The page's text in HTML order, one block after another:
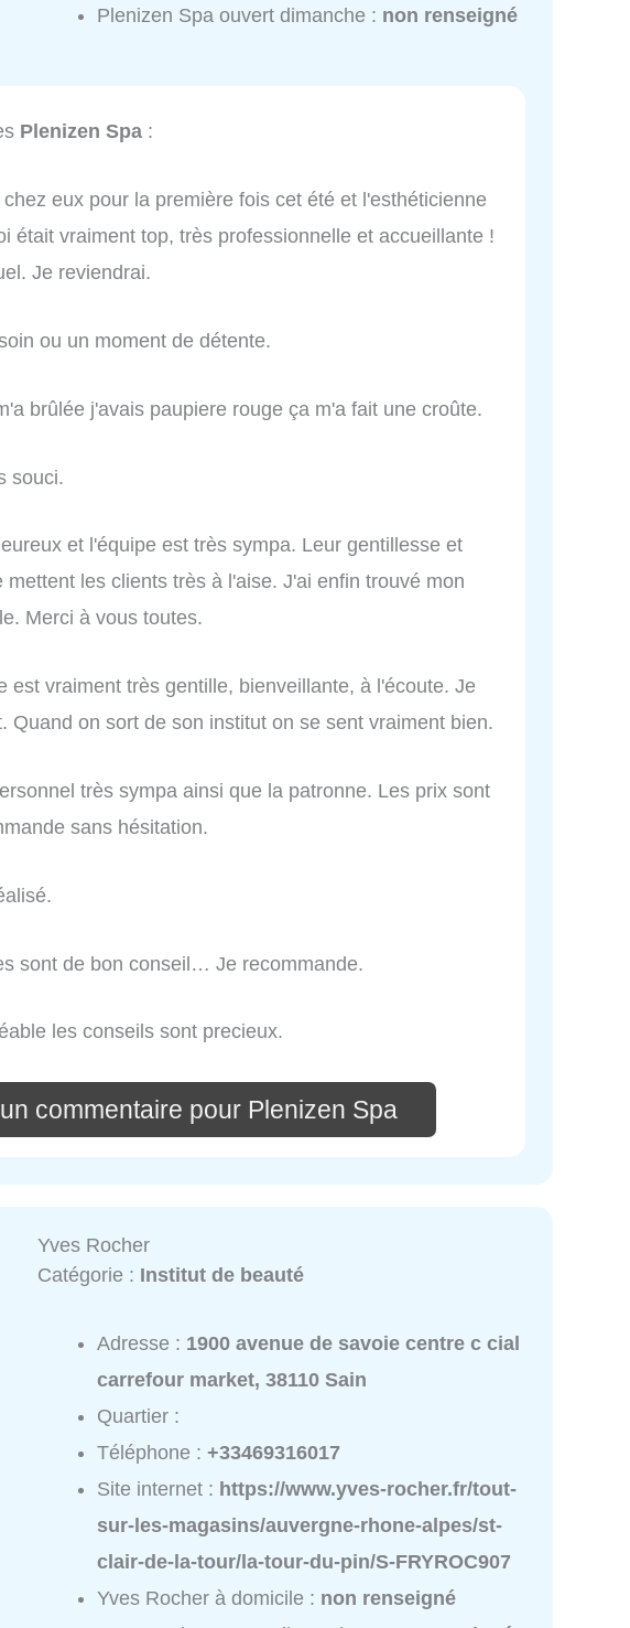
Plenizen Spa ouvert dimanche : non renseigné
Plenizen Spa :
eux pour la première fois cet été et l'esthéticienne
était vraiment top, très professionnelle et accueillante !
Je reviendrai.
ou un moment de détente.
brûlée j'avais paupiere rouge ça m'a fait une croûte.
souci.
et l'équipe est très sympa. Leur gentillesse et
mettent les clients très à l'aise. J'ai enfin trouvé mon
Merci à vous toutes.
est vraiment très gentille, bienveillante, à l'écoute. Je
Quand on sort de son institut on se sent vraiment bien.
très sympa ainsi que la patronne. Les prix sont
sans hésitation.
sont de bon conseil… Je recommande.
les conseils sont precieux.
commentaire pour Plenizen Spa
Yves Rocher
Catégorie : Institut de beauté
Adresse : 1900 avenue de savoie centre c cial
carrefour market, 38110 Sain
Quartier :
Téléphone :+33469316017
Site internet : https://www.yves-rocher.fr/tout-
sur-les-magasins/auvergne-rhone-alpes/st-
clair-de-la-tour/la-tour-du-pin/S-FRYROC907
Yves Rocher à domicile : non renseigné